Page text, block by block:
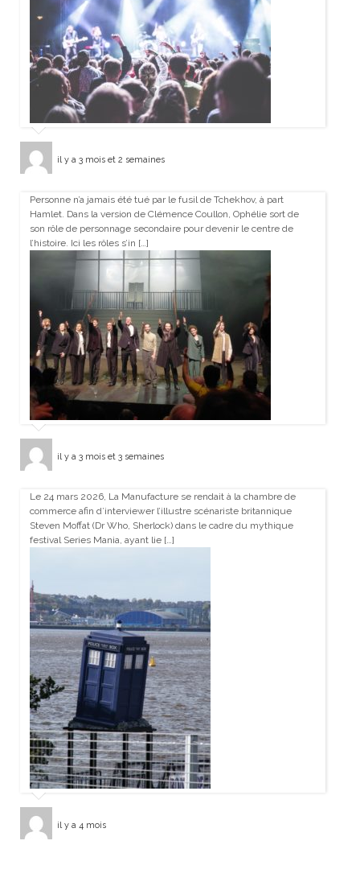
il y a 3 mois et 2 semaines
Personne n’a jamais été tué par le fusil de Tchekhov, à part
Hamlet. Dans la version de Clémence Coullon, Ophélie sort de
son rôle de personnage secondaire pour devenir le centre de
l’histoire. Ici les rôles s’in […]
il y a 3 mois et 3 semaines
Le 24 mars 2026, La Manufacture se rendait à la chambre de
commerce afin d’interviewer l’illustre scénariste britannique
Steven Moffat (Dr Who, Sherlock) dans le cadre du mythique
festival Series Mania, ayant lie […]
il y a 4 mois